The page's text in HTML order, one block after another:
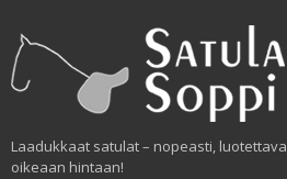
Laadukkaat satulat – nopeasti,
oikeaan hintaan!